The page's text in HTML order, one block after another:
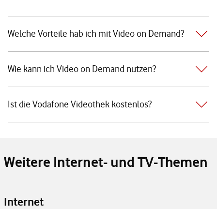
Welche Vorteile hab ich mit Video on Demand?
Wie kann ich Video on Demand nutzen?
Ist die Vodafone Videothek kostenlos?
Weitere Internet- und TV-Themen
Internet